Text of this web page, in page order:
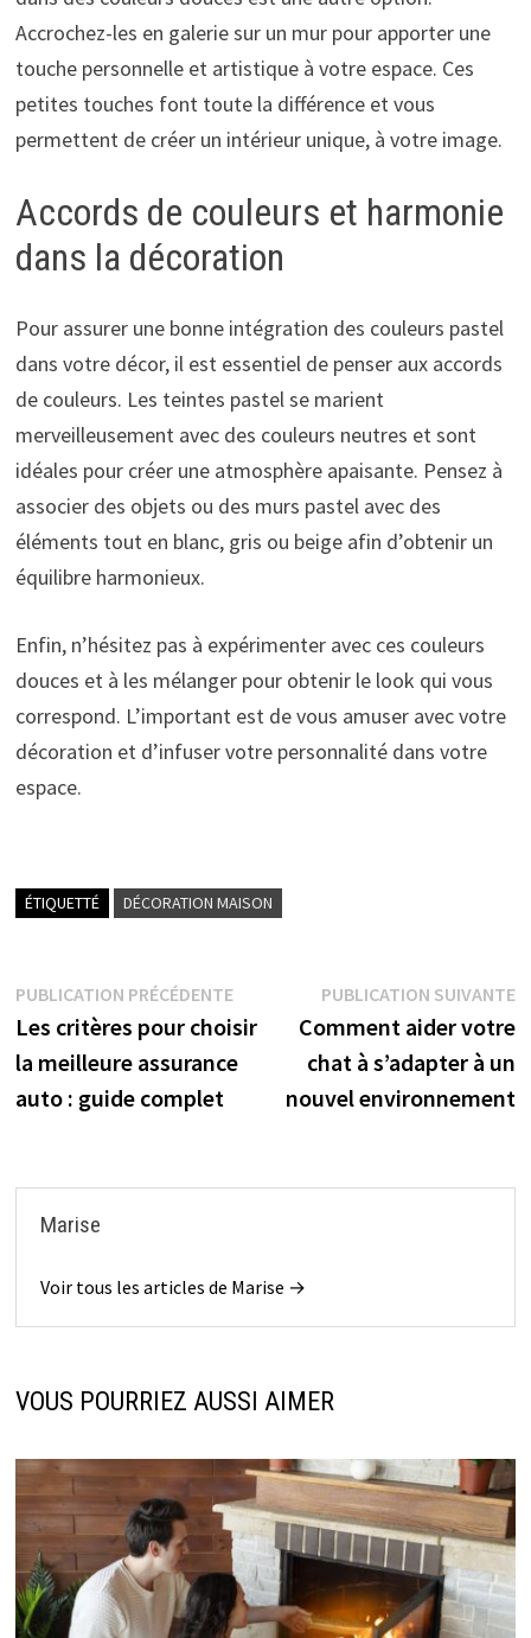
Accrochez-les en galerie sur un mur pour apporter une
touche personnelle et artistique à votre espace. Ces
petites touches font toute la différence et vous
permettent de créer un intérieur unique, à votre image.
Accords de couleurs et harmonie
dans la décoration
Pour assurer une bonne intégration des couleurs pastel
dans votre décor, il est essentiel de penser aux accords
de couleurs. Les teintes pastel se marient
merveilleusement avec des couleurs neutres et sont
idéales pour créer une atmosphère apaisante. Pensez à
associer des objets ou des murs pastel avec des
éléments tout en blanc, gris ou beige afin d’obtenir un
équilibre harmonieux.
Enfin, n’hésitez pas à expérimenter avec ces couleurs
douces et à les mélanger pour obtenir le look qui vous
correspond. L’important est de vous amuser avec votre
décoration et d’infuser votre personnalité dans votre
espace.
ÉTIQUETTÉ DÉCORATION MAISON
Navigation
de
l’article
PUBLICATION PRÉCÉDENTEPublication
précédente :
Les critères pour choisir
la meilleure assurance
auto : guide complet
PUBLICATION SUIVANTE
Comment aider votre
chat à s’adapter à un
nouvel environnement
Marise
Voir tous les articles de Marise →
VOUS POURRIEZ AUSSI AIMER